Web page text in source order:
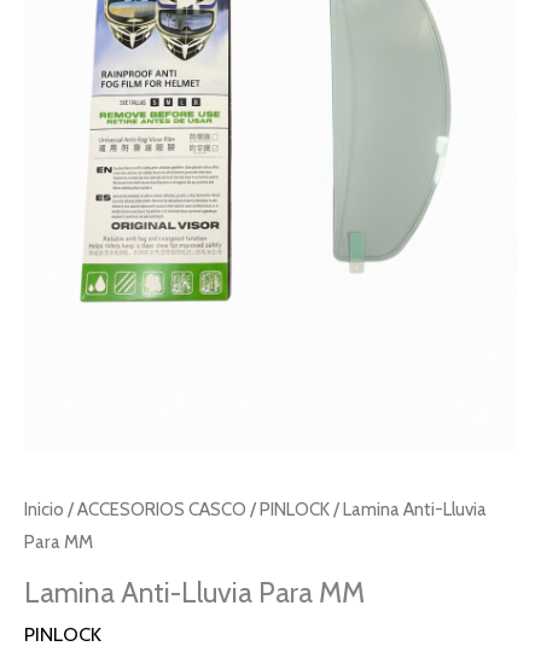
Inicio /ACCESORIOS CASCO /PINLOCK/ Lamina Anti-Lluvia
Para MM
Lamina Anti-Lluvia Para MM
PINLOCK